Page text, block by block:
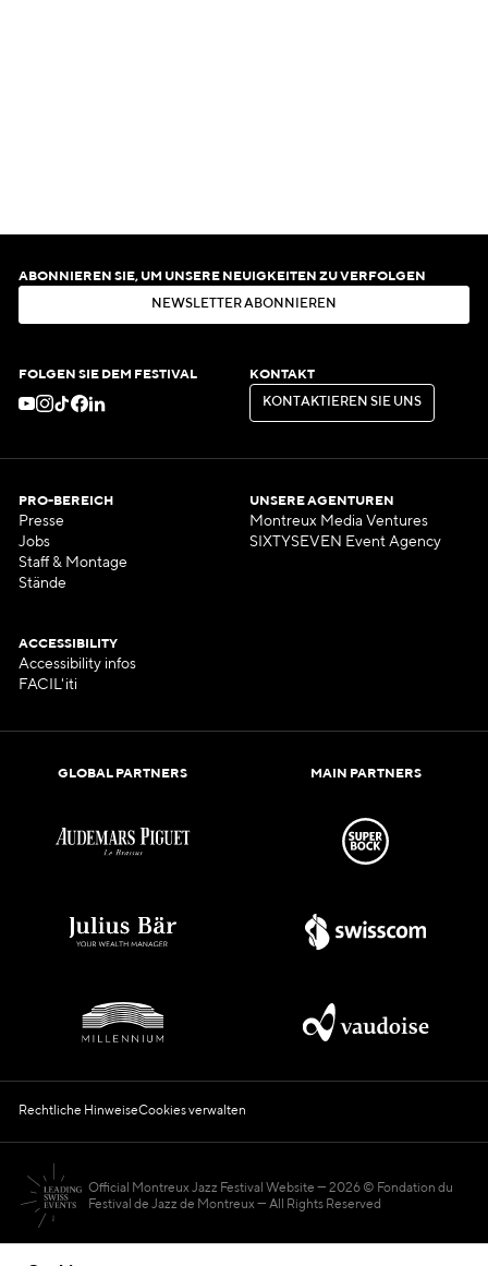
ABONNIEREN SIE, UM UNSERE NEUIGKEITEN ZU VERFOLGEN
NEWSLET T ERABONNIEREN
NEWSLETTERABONNIEREN
FOLGEN SIE DEM FESTIVAL KONTAKT
KON T AKT IEREN SIE UNS
KONTAKTIERENSIEUNS
PRO-BEREICH
Presse
Jobs
Staff & Montage
Stände
UNSERE AGENTUREN
Montreux Media Ventures
SIXTYSEVEN Event Agency
ACCESSIBILITY
Accessibility infos
FACIL'iti
GLOBAL PARTNERS MAIN PARTNERS
Rechtliche HinweiseCookies verwalten
Official Montreux Jazz Festival Website
2026 © Fondation du
Festival de Jazz de Montreux — All Rights Reserved